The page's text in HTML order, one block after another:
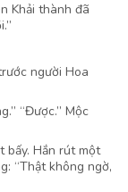
Khải thành đã
người Hoa
“Được.” Mộc
bấy. Hắn rút một
“Thật không ngờ,